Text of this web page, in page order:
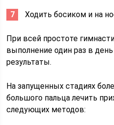
Ходить босиком и на
При всей простоте
выполнение один раз в
результаты.
На запущенных стадиях
большого пальца лечить
следующих методов: